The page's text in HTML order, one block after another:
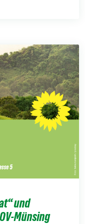
und
Münsing